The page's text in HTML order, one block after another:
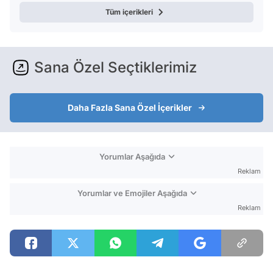
Tüm içerikleri
Sana Özel Seçtiklerimiz
Daha Fazla Sana Özel İçerikler
Yorumlar Aşağıda
Reklam
Yorumlar ve Emojiler Aşağıda
Reklam